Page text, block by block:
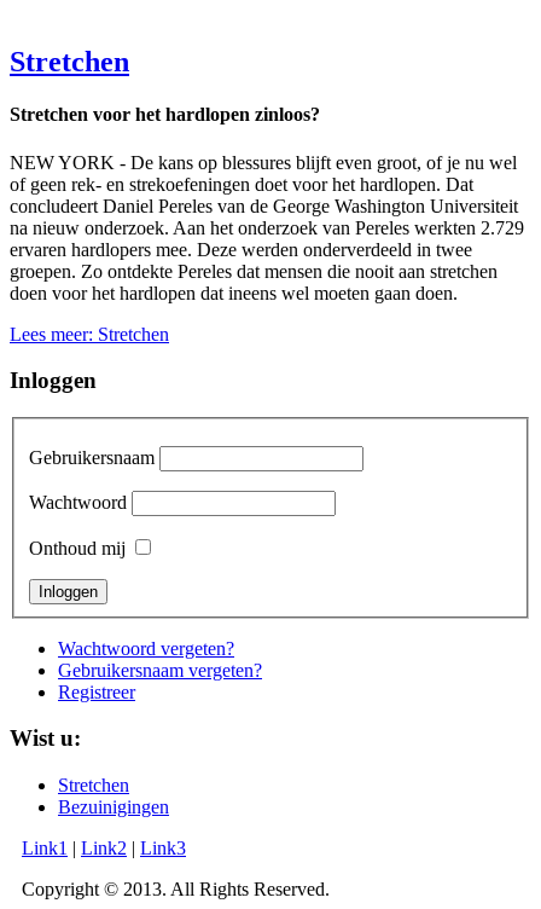
Stretchen
Stretchen voor het hardlopen zinloos?
NEW YORK - De kans op blessures blijft even groot, of je nu wel
of geen rek- en strekoefeningen doet voor het hardlopen. Dat
concludeert Daniel Pereles van de George Washington Universiteit
na nieuw onderzoek. Aan het onderzoek van Pereles werkten 2.729
ervaren hardlopers mee. Deze werden onderverdeeld in twee
groepen. Zo ontdekte Pereles dat mensen die nooit aan stretchen
doen voor het hardlopen dat ineens wel moeten gaan doen.
Lees meer: Stretchen
Inloggen
Gebruikersnaam
Wachtwoord
Onthoud mij
Wachtwoord vergeten?
Gebruikersnaam vergeten?
Registreer
Wist u:
Stretchen
Bezuinigingen
Link1 | Link2 | Link3
Copyright © 2013. All Rights Reserved.